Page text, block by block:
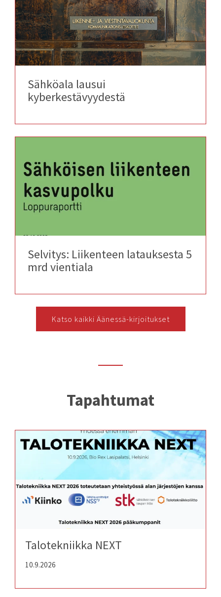
Sähköala lausui
kyberkestävyydestä
Selvitys: Liikenteen latauksesta 5
mrd vientiala
Katso kaikki Äänessä-kirjoitukset
Tapahtumat
Talotekniikka NEXT
10.9.2026